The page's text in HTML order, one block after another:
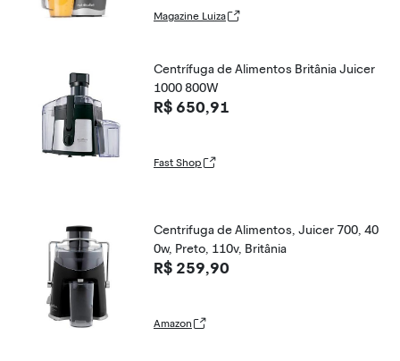
Magazine Luiza
Centrífuga de Alimentos Britânia Juicer
1000 800W
R$ 650,91
Fast Shop
Centrifuga de Alimentos, Juicer 700, 40
0w, Preto, 110v, Britânia
R$ 259,90
Amazon